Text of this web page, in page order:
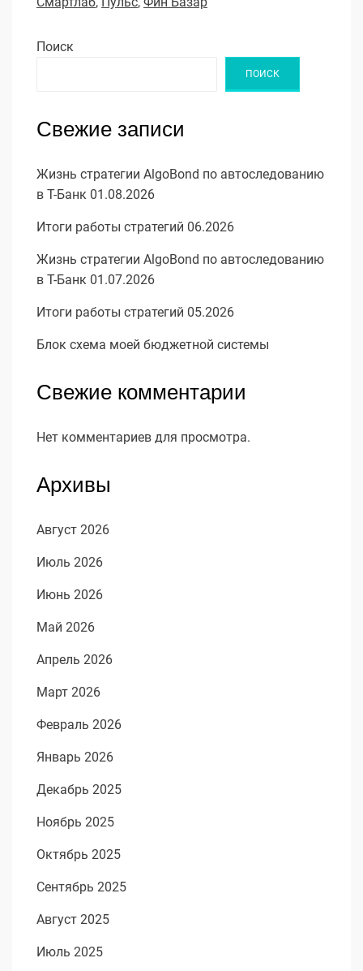
Поиск
ПОИСК
Свежие записи
Жизнь стратегии AlgoBond по автоследованию
в Т-Банк 01.08.2026
Итоги работы стратегий 06.2026
Жизнь стратегии AlgoBond по автоследованию
в Т-Банк 01.07.2026
Итоги работы стратегий 05.2026
Блок схема моей бюджетной системы
Свежие комментарии
Нет комментариев для просмотра.
Архивы
Август 2026
Июль 2026
Июнь 2026
Май 2026
Апрель 2026
Март 2026
Февраль 2026
Январь 2026
Декабрь 2025
Ноябрь 2025
Октябрь 2025
Сентябрь 2025
Август 2025
Июль 2025